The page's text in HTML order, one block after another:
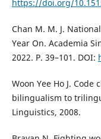
https://doi.org/
Chan M. M. J.
Year On. Academia
2022. P. 39–101. DOI:
Woon Yee Ho J. Code
bilingualism to
Linguistics, 2008.